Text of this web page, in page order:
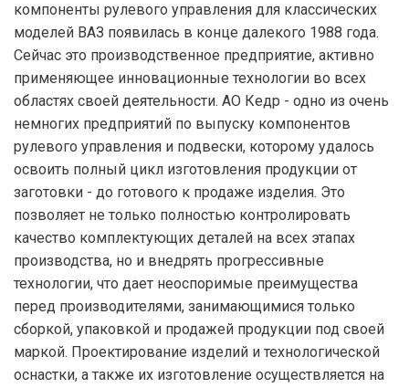
компоненты рулевого управления для классических
моделей ВАЗ появилась в конце далекого 1988 года.
Сейчас это производственное предприятие, активно
применяющее инновационные технологии во всех
областях своей деятельности. АО Кедр - одно из очень
немногих предприятий по выпуску компонентов
рулевого управления и подвески, которому удалось
освоить полный цикл изготовления продукции от
заготовки - до готового к продаже изделия. Это
позволяет не только полностью контролировать
качество комплектующих деталей на всех этапах
производства, но и внедрять прогрессивные
технологии, что дает неоспоримые преимущества
перед производителями, занимающимися только
сборкой, упаковкой и продажей продукции под своей
маркой. Проектирование изделий и технологической
оснастки, а также их изготовление осуществляется на